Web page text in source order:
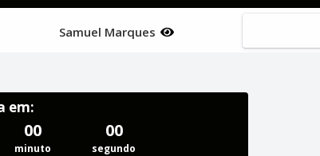
Samuel Marques
em:
00
minuto
00
segundo